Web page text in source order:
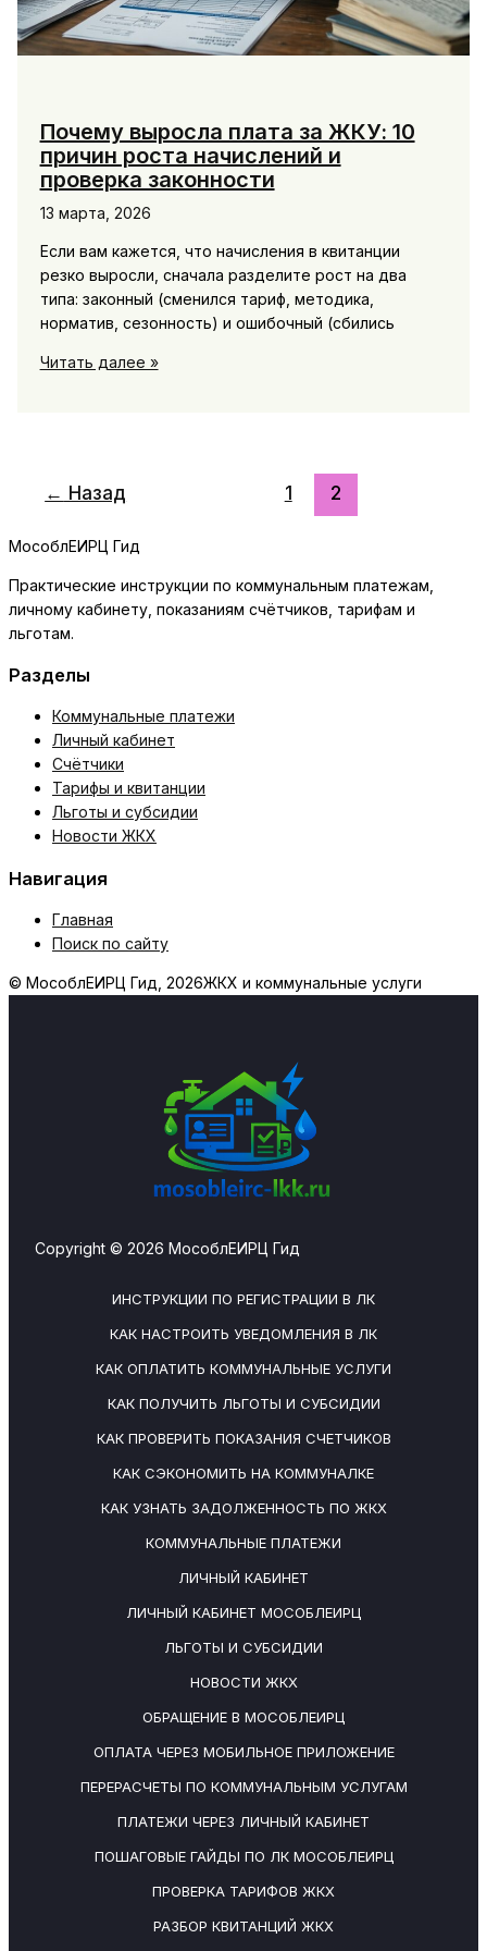
Почему выросла плата за ЖКУ: 10
причин роста начислений и
проверка законности
13 марта, 2026
Если вам кажется, что начисления в квитанции
резко выросли, сначала разделите рост на два
типа: законный (сменился тариф, методика,
норматив, сезонность) и ошибочный (сбились
Почему
причин
начислений
проверка
законности
Читать далее »
← Назад 1 2
МособлЕИРЦ Гид
Практические инструкции по коммунальным платежам,
личному кабинету, показаниям счётчиков, тарифам и
льготам.
Разделы
Коммунальные платежи
Личный кабинет
Счётчики
Тарифы и квитанции
Льготы и субсидии
Новости ЖКХ
Навигация
Главная
Поиск по сайту
© МособлЕИРЦ Гид, 2026ЖКХ и коммунальные услуги
Copyright © 2026 МособлЕИРЦ Гид
ИНСТРУКЦИИ ПО РЕГИСТРАЦИИ В ЛК
КАК НАСТРОИТЬ УВЕДОМЛЕНИЯ В ЛК
КАК ОПЛАТИТЬ КОММУНАЛЬНЫЕ УСЛУГИ
КАК ПОЛУЧИТЬ ЛЬГОТЫ И СУБСИДИИ
КАК ПРОВЕРИТЬ ПОКАЗАНИЯ СЧЕТЧИКОВ
КАК СЭКОНОМИТЬ НА КОММУНАЛКЕ
КАК УЗНАТЬ ЗАДОЛЖЕННОСТЬ ПО ЖКХ
КОММУНАЛЬНЫЕ ПЛАТЕЖИ
ЛИЧНЫЙ КАБИНЕТ
ЛИЧНЫЙ КАБИНЕТ МОСОБЛЕИРЦ
ЛЬГОТЫ И СУБСИДИИ
НОВОСТИ ЖКХ
ОБРАЩЕНИЕ В МОСОБЛЕИРЦ
ОПЛАТА ЧЕРЕЗ МОБИЛЬНОЕ ПРИЛОЖЕНИЕ
ПЕРЕРАСЧЕТЫ ПО КОММУНАЛЬНЫМ УСЛУГАМ
ПЛАТЕЖИ ЧЕРЕЗ ЛИЧНЫЙ КАБИНЕТ
ПОШАГОВЫЕ ГАЙДЫ ПО ЛК МОСОБЛЕИРЦ
ПРОВЕРКА ТАРИФОВ ЖКХ
РАЗБОР КВИТАНЦИЙ ЖКХ